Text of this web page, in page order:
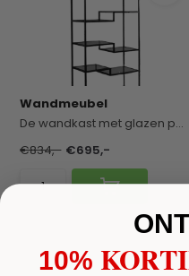
Wandmeubel
De wandkast met glazen panelen is een moderne en...
€834,- €695,-
10%